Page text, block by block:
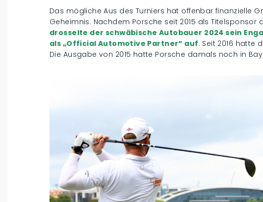
Das mögliche Aus des Turniers hat offenbar finanzielle
Geheimnis. Nachdem Porsche seit 2015 als Titelsponsor
drosselte der schwäbische Autobauer 2024 sein
als „Official Automotive Partner“ auf. Seit 2016 hatte
Die Ausgabe von 2015 hatte Porsche damals noch in